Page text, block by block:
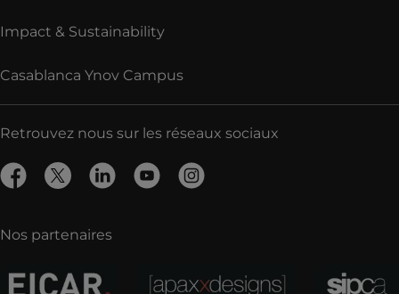
Impact & Sustainability
Casablanca Ynov Campus
Retrouvez nous sur les réseaux sociaux
Nos partenaires